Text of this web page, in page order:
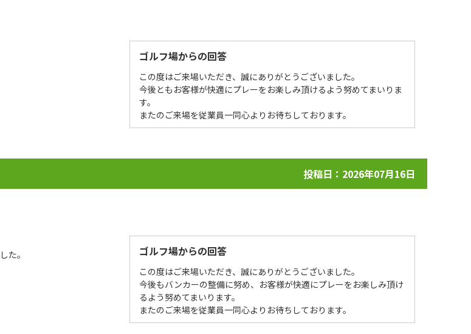
ゴルフ場からの回答
この度はご来場いただき、誠にありがとうございました。
今後ともお客様が快適にプレーをお楽しみ頂けるよう努めてまいりま
す。
またのご来場を従業員一同心よりお待ちしております。
投稿日：2026年07月16日
た。
ゴルフ場からの回答
この度はご来場いただき、誠にありがとうございました。
今後もバンカーの整備に努め、お客様が快適にプレーをお楽しみ頂け
るよう努めてまいります。
またのご来場を従業員一同心よりお待ちしております。